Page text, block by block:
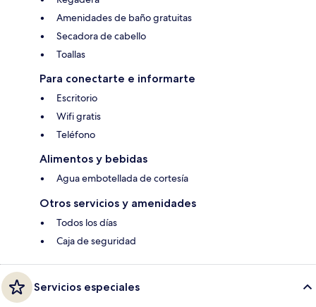
Amenidades de baño gratuitas
Secadora de cabello
Toallas
Para conectarte e informarte
Escritorio
Wifi gratis
Teléfono
Alimentos y bebidas
Agua embotellada de cortesía
Otros servicios y amenidades
Todos los días
Caja de seguridad
Servicios especiales